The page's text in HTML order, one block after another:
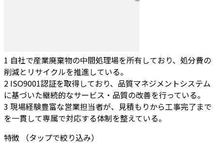
1 自社で産業廃棄物の中間処理場を所有しており、処分費の
削減とリサイクルを推進している。
2 ISO9001認証を取得しており、品質マネジメントシステム
に基づいた継続的なサービス・品質の改善を行っている。
3 現場経験豊富な営業担当者が、見積もりから工事完了まで
を一貫して専属で対応する体制を整えている。
特徴
（タップで絞り込み）